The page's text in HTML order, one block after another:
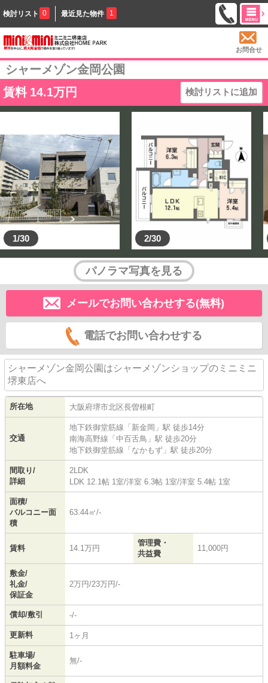
検討リスト 0 最近見た物件 1
お問合せ
シャーメゾン金岡公園
賃料 14.1万円 検討リストに追加
1/30 2/30
パノラマ写真を見る
メールでお問い合わせする(無料)
電話でお問い合わせする
シャーメゾン金岡公園はシャーメゾンショップのミニミニ
堺東店へ
所在地 大阪府堺市北区長曽根町
交通
地下鉄御堂筋線 「 新金岡 」駅 徒歩14分
南海高野線 「 中百舌鳥 」駅 徒歩20分
地下鉄御堂筋線 「 なかもず 」駅 徒歩20分
間取り/
詳細
2LDK
LDK 12.1帖 1室/洋室 6.3帖 1室/洋室 5.4帖 1室
面積/
バルコニー面
積
63.44㎡/-
賃料 14.1万円
管理費・
共益費
11,000円
敷金/
礼金/
保証金
2万円/23万円/-
償却/敷引 -/-
更新料 1ヶ月
駐車場/
月額料金
無/-